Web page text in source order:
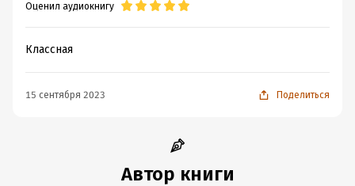
Дата поступления:
21 июля 2023
Оценил аудиокнигу
Классная
15 сентября 2023 Поделиться
Автор книги